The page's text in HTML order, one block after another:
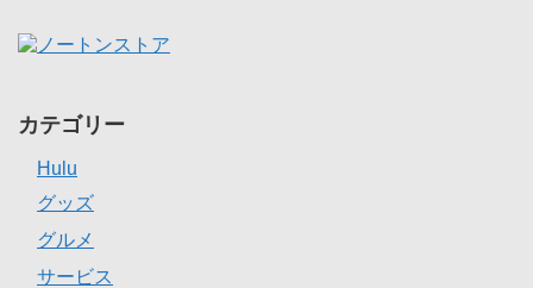
カテゴリー
Hulu
グッズ
グルメ
サービス